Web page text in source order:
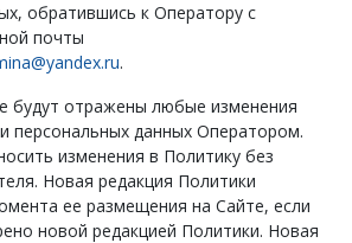
обратившись к Оператору с
почты
.
будут отражены любые изменения
персональных данных Оператором.
изменения в Политику без
Новая редакция Политики
ее размещения на Сайте, если
новой редакцией Политики. Новая